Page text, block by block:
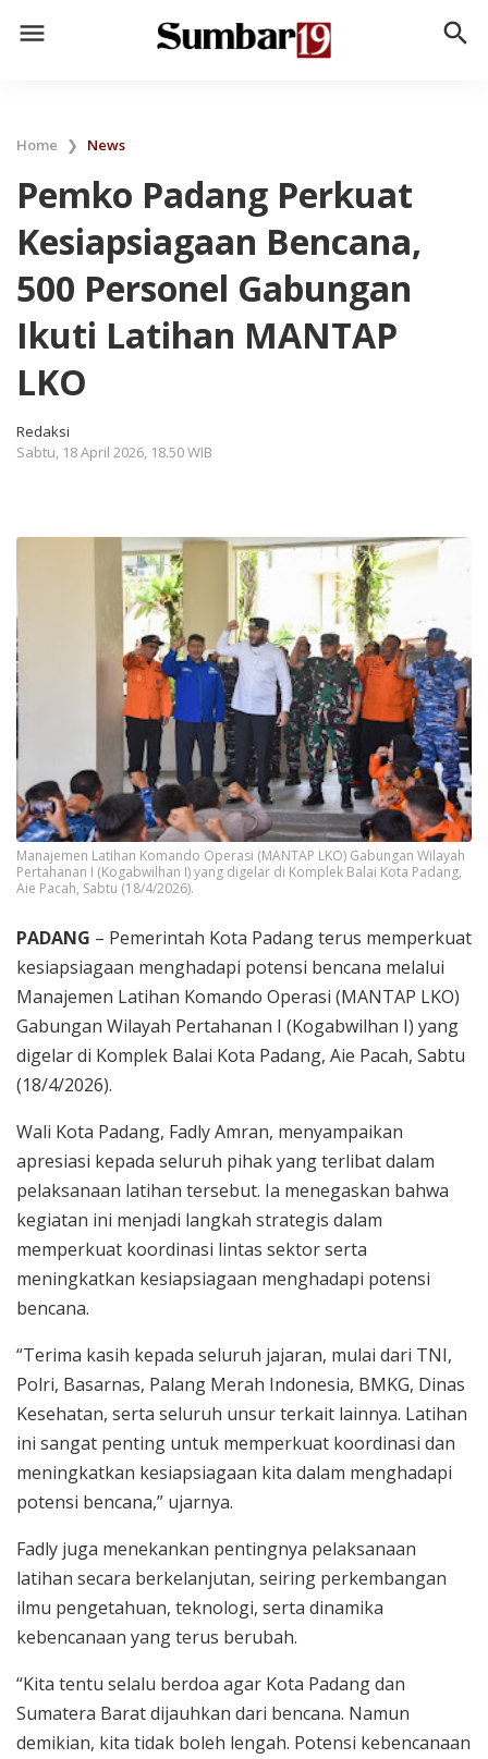
menu search
Home ❯ News
Pemko Padang Perkuat
Kesiapsiagaan Bencana,
500 Personel Gabungan
Ikuti Latihan MANTAP
LKO
Redaksi
Sabtu, 18 April 2026, 18.50 WIB
Manajemen Latihan Komando Operasi (MANTAP LKO) Gabungan Wilayah
Pertahanan I (Kogabwilhan I) yang digelar di Komplek Balai Kota Padang,
Aie Pacah, Sabtu (18/4/2026).
PADANG – Pemerintah Kota Padang terus memperkuat
kesiapsiagaan menghadapi potensi bencana melalui
Manajemen Latihan Komando Operasi (MANTAP LKO)
Gabungan Wilayah Pertahanan I (Kogabwilhan I) yang
digelar di Komplek Balai Kota Padang, Aie Pacah, Sabtu
(18/4/2026).
Wali Kota Padang, Fadly Amran, menyampaikan
apresiasi kepada seluruh pihak yang terlibat dalam
pelaksanaan latihan tersebut. Ia menegaskan bahwa
kegiatan ini menjadi langkah strategis dalam
memperkuat koordinasi lintas sektor serta
meningkatkan kesiapsiagaan menghadapi potensi
bencana.
“Terima kasih kepada seluruh jajaran, mulai dari TNI,
Polri, Basarnas, Palang Merah Indonesia, BMKG, Dinas
Kesehatan, serta seluruh unsur terkait lainnya. Latihan
ini sangat penting untuk memperkuat koordinasi dan
meningkatkan kesiapsiagaan kita dalam menghadapi
potensi bencana,” ujarnya.
Fadly juga menekankan pentingnya pelaksanaan
latihan secara berkelanjutan, seiring perkembangan
ilmu pengetahuan, teknologi, serta dinamika
kebencanaan yang terus berubah.
“Kita tentu selalu berdoa agar Kota Padang dan
Sumatera Barat dijauhkan dari bencana. Namun
demikian, kita tidak boleh lengah. Potensi kebencanaan